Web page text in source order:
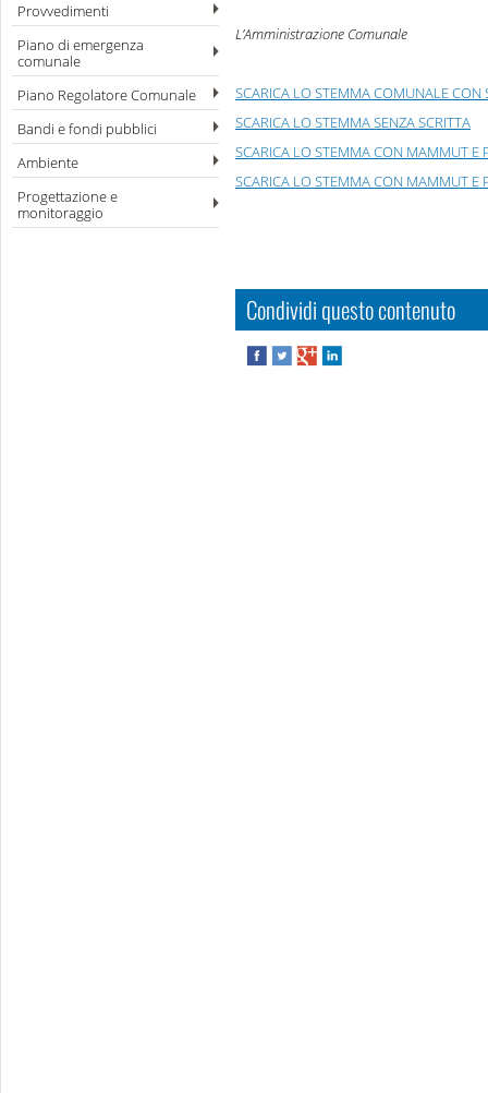
Provvedimenti
Piano di emergenza
comunale
Piano Regolatore Comunale
Bandi e fondi pubblici
Ambiente
Progettazione e
monitoraggio
L’Amministrazione Comunale
SCARICA LO STEMMA COMUNALE CON
SCARICA LO STEMMA SENZA SCRITTA
SCARICA LO STEMMA CON MAMMUT E
SCARICA LO STEMMA CON MAMMUT E
Condividi questo contenuto